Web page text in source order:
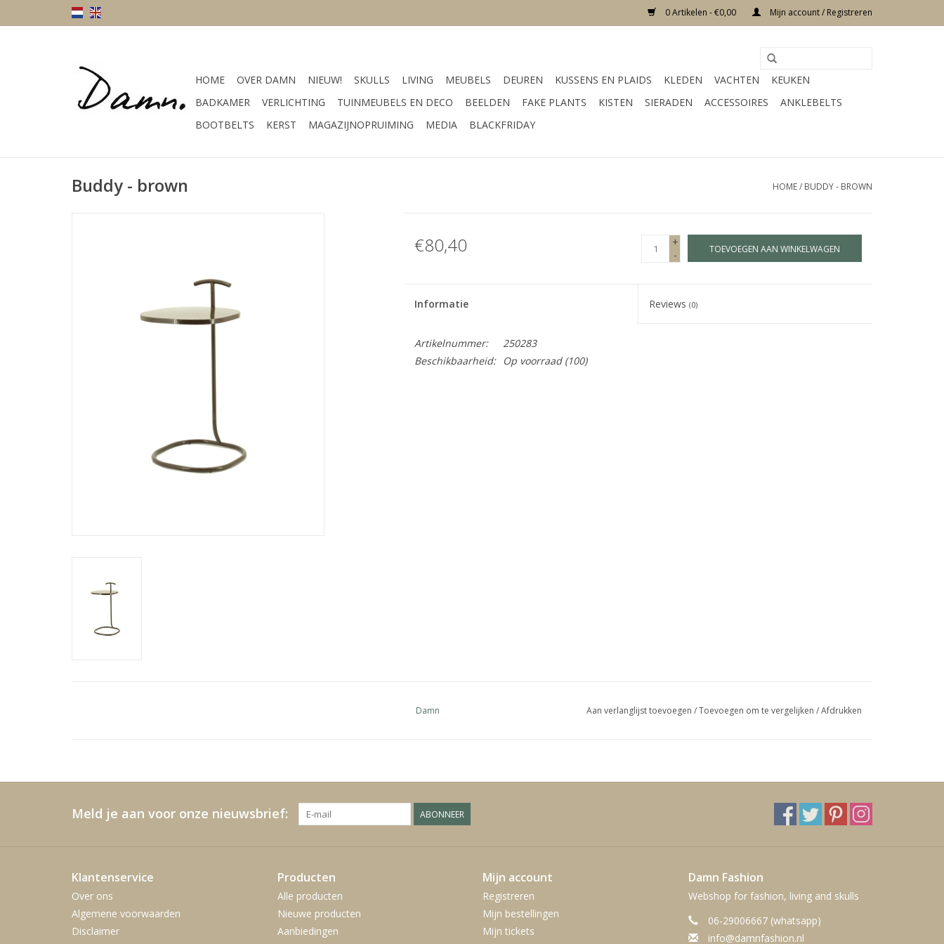
0 Artikelen - €0,00 Mijn account / Registreren
HOME OVER DAMN NIEUW! SKULLS LIVING MEUBELS DEUREN KUSSENS EN PLAIDS KLEDEN VACHTEN
KEUKEN
BADKAMER
VERLICHTING TUINMEUBELS EN DECO BEELDEN FAKE PLANTS KISTEN SIERADEN ACCESSOIRES
ANKLEBELTS
BOOTBELTS
KERST MAGAZIJNOPRUIMING MEDIA BLACKFRIDAY
Buddy - brown HOME/ BUDDY - BROWN
€80,40
+
-
TOEVOEGEN AAN WINKELWAGEN
Informatie Reviews(0)
Artikelnummer:
250283
Beschikbaarheid:
Op voorraad(100)
Damn Aan verlanglijst toevoegen /Toevoegen om te vergelijken /Afdrukken
Meld je aan voor onze nieuwsbrief: ABONNEER
Klantenservice
Over ons
Algemene voorwaarden
Disclaimer
Producten
Alle producten
Nieuwe producten
Aanbiedingen
Mijn account
Registreren
Mijn bestellingen
Mijn tickets
Damn Fashion
Webshop for fashion, living and skulls
06-29006667 (whatsapp)
info@damnfashion.nl